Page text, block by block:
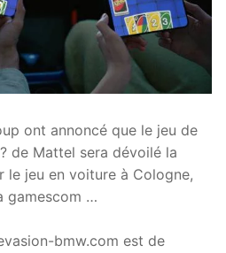
ont annoncé que le jeu de
de Mattel sera dévoilé la
le jeu en voiture à Cologne,
gamescom …
bmw.com est de